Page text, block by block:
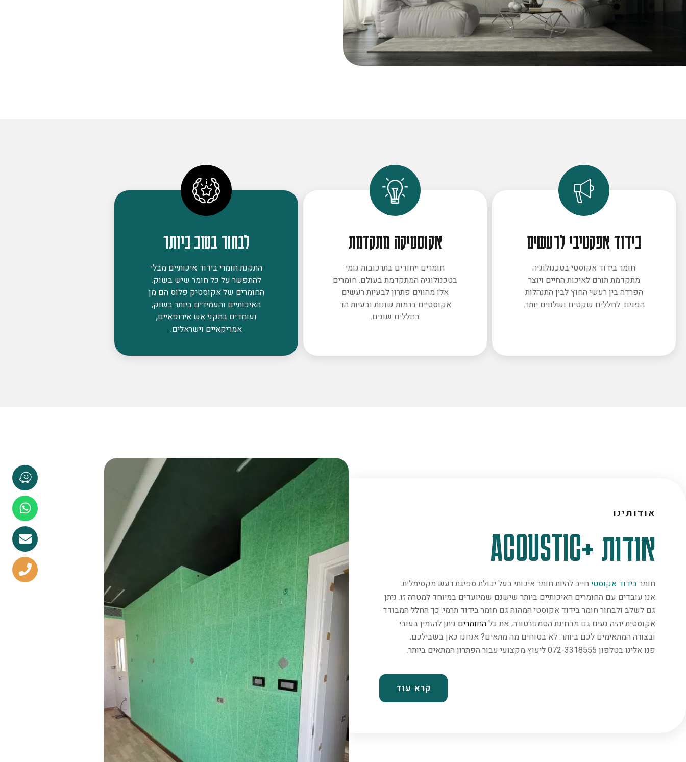
בידוד אפקטיבי לרעשים
חומר בידוד אקוסטי בטכנולוגיה
מתקדמת תורם לאיכות החיים ויוצר
הפרדה בין רעשי החוץ לבין התנהלות
הפנים. לחללים שקטים ושלווים יותר.
אקוסטיקה מתקדמת
חומרים ייחודים בתרכובות גומי
בטכנולוגיה המתקדמת בעולם. חומרים
אלו מהווים פתרון לבעיות רעשים
אקוסטיים ברמות שונות ובעיות הד
בחללים שונים.
לבחור בטוב ביותר
התקנת חומרי בידוד איכותיים מבלי
להתפשר על כל חומר שיש בשוק.
החומרים של אקוסטיק פלוס הם מן
האיכותיים והעמידים ביותר בשוק,
ועומדים בתקני אש אירופאיים,
אמריקאיים וישראלים.
אודותינו
אודות +ACOUSTIC
חומרבידוד אקוסטי חייב להיות חומר איכותי בעל יכולת ספיגת רעש מקסימלית.
אנו עובדים עם החומרים האיכותיים ביותר שישנם שמיועדים במיוחד למטרה זו. ניתן
גם לשלב ולבחור חומר בידוד אקוסטי המהוה גם חומר בידוד תרמי. כך החלל המבודד
אקוסטית יהיה נעים גם מבחינת הטמפרטורה. את כלהחומרים ניתן להזמין בעובי
ובצורה המתאימים לכם ביותר. לא בטוחים מה מתאים? אנחנו כאן בשבילכם.
פנו אלינו בטלפון 072-3318555 ליעוץ מקצועי עבור הפתרון המתאים ביותר.
קרא עוד